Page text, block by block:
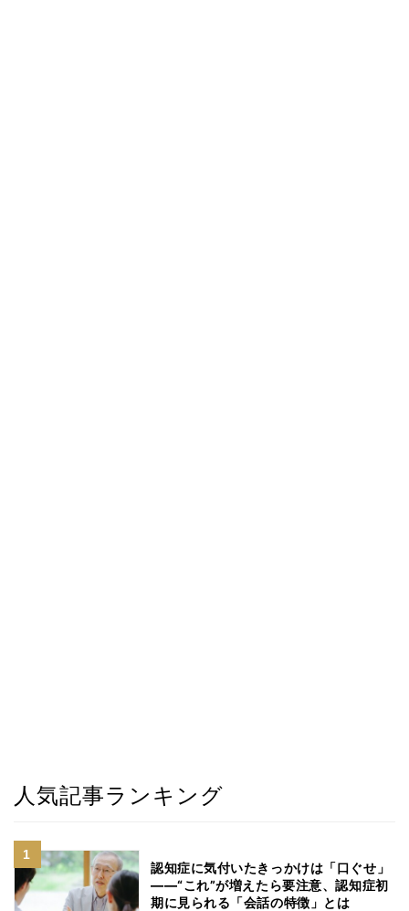
人気記事ランキング
認知症に気付いたきっかけは「口ぐせ」
――“これ”が増えたら要注意、認知症初
期に見られる「会話の特徴」とは